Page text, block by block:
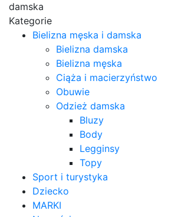
damska
Kategorie
Bielizna męska i damska
Bielizna damska
Bielizna męska
Ciąża i macierzyństwo
Obuwie
Odzież damska
Bluzy
Body
Legginsy
Topy
Sport i turystyka
Dziecko
MARKI